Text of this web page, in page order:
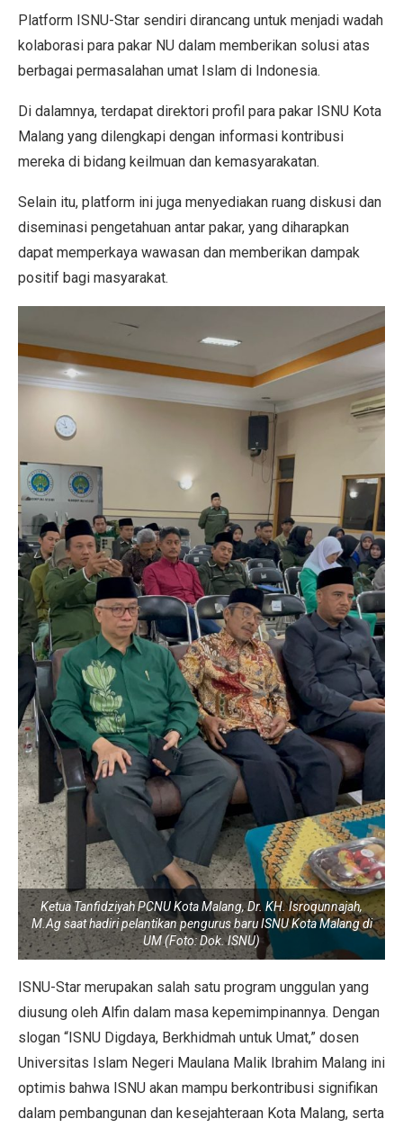
Platform ISNU-Star sendiri dirancang untuk menjadi wadah
kolaborasi para pakar NU dalam memberikan solusi atas
berbagai permasalahan umat Islam di Indonesia.
Di dalamnya, terdapat direktori profil para pakar ISNU Kota
Malang yang dilengkapi dengan informasi kontribusi
mereka di bidang keilmuan dan kemasyarakatan.
Selain itu, platform ini juga menyediakan ruang diskusi dan
diseminasi pengetahuan antar pakar, yang diharapkan
dapat memperkaya wawasan dan memberikan dampak
positif bagi masyarakat.
Ketua Tanfidziyah PCNU Kota Malang, Dr. KH. Isroqunnajah,
M.Ag saat hadiri pelantikan pengurus baru ISNU Kota Malang di
UM (Foto: Dok. ISNU)
ISNU-Star merupakan salah satu program unggulan yang
diusung oleh Alfin dalam masa kepemimpinannya. Dengan
slogan “ISNU Digdaya, Berkhidmah untuk Umat,” dosen
Universitas Islam Negeri Maulana Malik Ibrahim Malang ini
optimis bahwa ISNU akan mampu berkontribusi signifikan
dalam pembangunan dan kesejahteraan Kota Malang, serta